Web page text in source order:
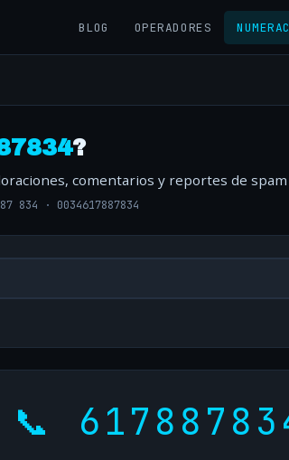
BLOG OPERADORES
?
comentarios y reportes de
834 · 0034617887834
📞